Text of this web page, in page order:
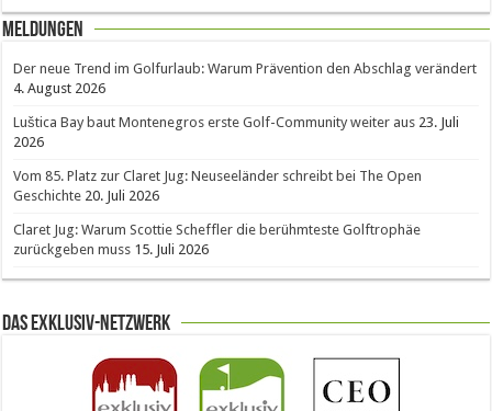
Meldungen
Der neue Trend im Golfurlaub: Warum Prävention den Abschlag verändert
4. August 2026
Luštica Bay baut Montenegros erste Golf-Community weiter aus 23. Juli
2026
Vom 85. Platz zur Claret Jug: Neuseeländer schreibt bei The Open
Geschichte 20. Juli 2026
Claret Jug: Warum Scottie Scheffler die berühmteste Golftrophäe
zurückgeben muss 15. Juli 2026
Das Exklusiv-Netzwerk